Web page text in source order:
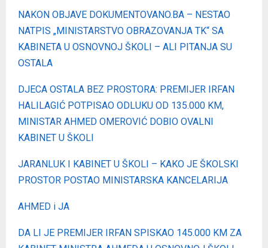
NAKON OBJAVE DOKUMENTOVANO.BA – NESTAO
NATPIS „MINISTARSTVO OBRAZOVANJA TK“ SA
KABINETA U OSNOVNOJ ŠKOLI – ALI PITANJA SU
OSTALA
DJECA OSTALA BEZ PROSTORA: PREMIJER IRFAN
HALILAGIĆ POTPISAO ODLUKU OD 135.000 KM,
MINISTAR AHMED OMEROVIĆ DOBIO OVALNI
KABINET U ŠKOLI
JARANLUK I KABINET U ŠKOLI – KAKO JE ŠKOLSKI
PROSTOR POSTAO MINISTARSKA KANCELARIJA
AHMED i JA
DA LI JE PREMIJER IRFAN SPISKAO 145.000 KM ZA